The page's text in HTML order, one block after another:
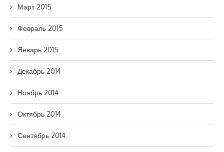
Март 2015
Февраль 2015
Январь 2015
Декабрь 2014
Ноябрь 2014
Октябрь 2014
Сентябрь 2014